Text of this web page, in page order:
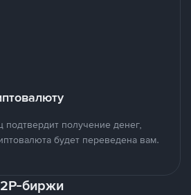
подтвердит получение денег,
будет переведена вам.
биржи